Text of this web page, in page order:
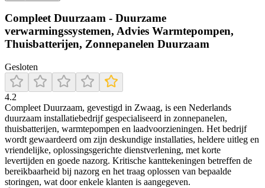
Compleet Duurzaam - Duurzame
verwarmingssystemen, Advies Warmtepompen,
Thuisbatterijen, Zonnepanelen Duurzaam
Gesloten
4.2
Compleet Duurzaam, gevestigd in Zwaag, is een Nederlands
duurzaam installatiebedrijf gespecialiseerd in zonnepanelen,
thuisbatterijen, warmtepompen en laadvoorzieningen. Het bedrijf
wordt gewaardeerd om zijn deskundige installaties, heldere uitleg en
vriendelijke, oplossingsgerichte dienstverlening, met korte
levertijden en goede nazorg. Kritische kanttekeningen betreffen de
bereikbaarheid bij nazorg en het traag oplossen van bepaalde
storingen, wat door enkele klanten is aangegeven.